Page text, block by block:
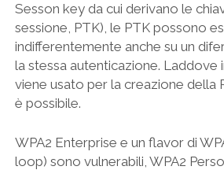
Sesson key da cui derivano le
sessione, PTK), le PTK possono
indifferentemente anche su un
la stessa autenticazione. Laddove
viene usato per la creazione della
è possibile.
WPA2 Enterprise e un flavor di
loop) sono vulnerabili, WPA2